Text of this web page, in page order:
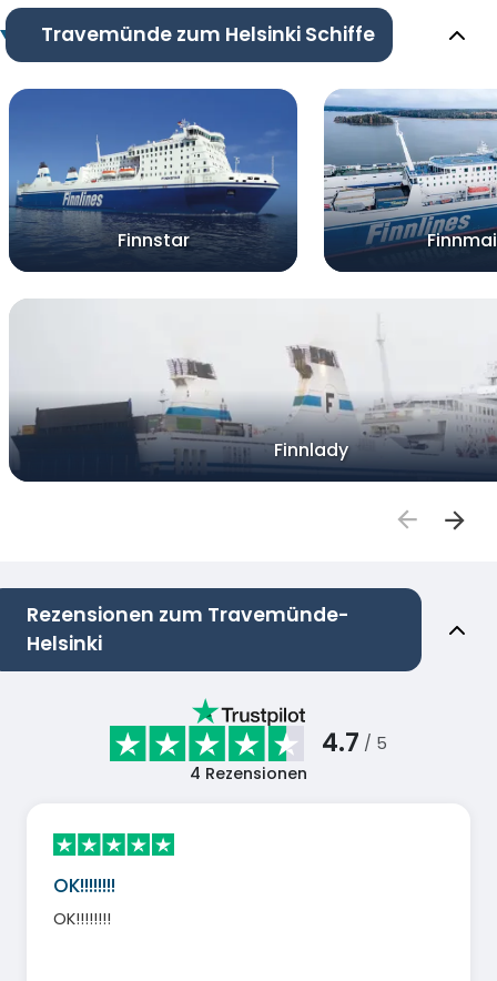
Travemünde zum Helsinki Schiffe
Finnstar
Finnlady
Rezensionen zum Travemünde-
Helsinki
4.7 / 5
4 Rezensionen
OK!!!!!!!!
OK!!!!!!!!